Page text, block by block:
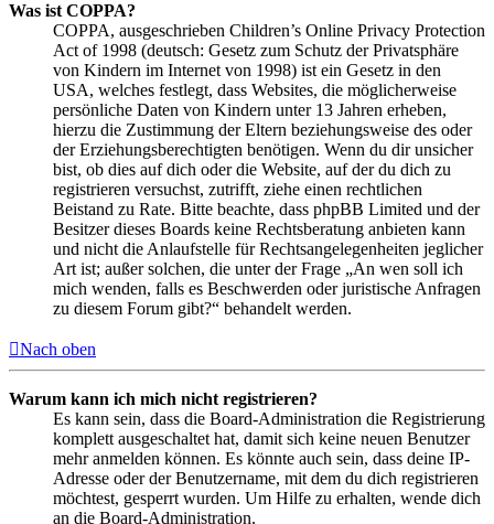
Was ist COPPA?
COPPA, ausgeschrieben Children’s Online Privacy Protection
Act of 1998 (deutsch: Gesetz zum Schutz der Privatsphäre
von Kindern im Internet von 1998) ist ein Gesetz in den
USA, welches festlegt, dass Websites, die möglicherweise
persönliche Daten von Kindern unter 13 Jahren erheben,
hierzu die Zustimmung der Eltern beziehungsweise des oder
der Erziehungsberechtigten benötigen. Wenn du dir unsicher
bist, ob dies auf dich oder die Website, auf der du dich zu
registrieren versuchst, zutrifft, ziehe einen rechtlichen
Beistand zu Rate. Bitte beachte, dass phpBB Limited und der
Besitzer dieses Boards keine Rechtsberatung anbieten kann
und nicht die Anlaufstelle für Rechtsangelegenheiten jeglicher
Art ist; außer solchen, die unter der Frage „An wen soll ich
mich wenden, falls es Beschwerden oder juristische Anfragen
zu diesem Forum gibt?“ behandelt werden.
Nach oben
Warum kann ich mich nicht registrieren?
Es kann sein, dass die Board-Administration die Registrierung
komplett ausgeschaltet hat, damit sich keine neuen Benutzer
mehr anmelden können. Es könnte auch sein, dass deine IP-
Adresse oder der Benutzername, mit dem du dich registrieren
möchtest, gesperrt wurden. Um Hilfe zu erhalten, wende dich
an die Board-Administration.